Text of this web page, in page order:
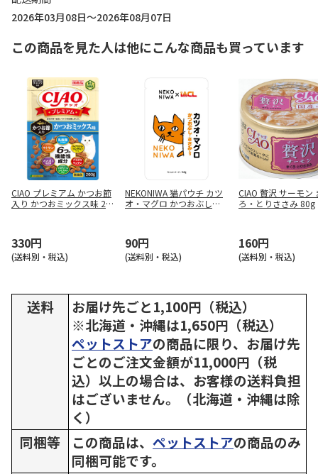
2026年03月08日～2026年08月07日
この商品を見た人は他にこんな商品も買っています
CIAO プレミアム かつお節
入り かつおミックス味 20
330円
(送料別・税込)
NEKONIWA 猫パウチ カツ
オ・マグロ かつおぶし・
90円
(送料別・税込)
CIAO 贅沢 サーモン
ろ・とりささみ 80g
160円
(送料別・税込)
送料
お届け先ごと1,100円（税込）
※北海道・沖縄は1,650円（税込）
ペットストアの商品に限り、お届け先
ごとのご注文金額が11,000円（税
込）以上の場合は、お客様の送料負担
はございません。（北海道・沖縄は除
く）
同梱等
この商品は、 ペットストアの商品のみ
同梱可能です。